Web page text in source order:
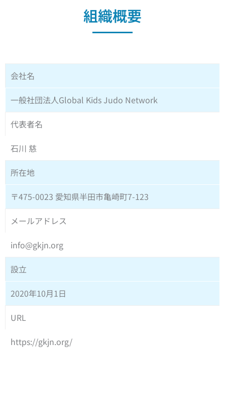
組織概要
会社名
一般社団法人Global Kids Judo Network
代表者名
石川 慈
所在地
〒475-0023 愛知県半田市亀崎町7-123
メールアドレス
info@gkjn.org
設立
2020年10月1日
URL
https://gkjn.org/